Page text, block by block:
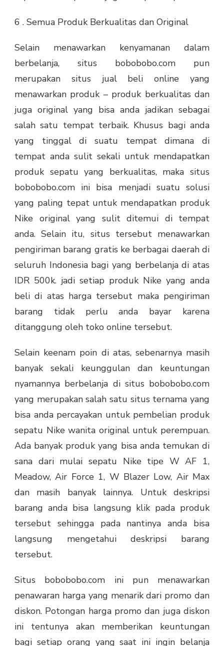
6 . Semua Produk Berkualitas dan Original
Selain menawarkan kenyamanan dalam
berbelanja, situs bobobobo.com pun
merupakan situs jual beli online yang
menawarkan produk – produk berkualitas dan
juga original yang bisa anda jadikan sebagai
salah satu tempat terbaik. Khusus bagi anda
yang tinggal di suatu tempat dimana di
tempat anda sulit sekali untuk mendapatkan
produk sepatu yang berkualitas, maka situs
bobobobo.com ini bisa menjadi suatu solusi
yang paling tepat untuk mendapatkan produk
Nike original yang sulit ditemui di tempat
anda. Selain itu, situs tersebut menawarkan
pengiriman barang gratis ke berbagai daerah di
seluruh Indonesia bagi yang berbelanja di atas
IDR 500k. jadi setiap produk Nike yang anda
beli di atas harga tersebut maka pengiriman
barang tidak perlu anda bayar karena
ditanggung oleh toko online tersebut.
Selain keenam poin di atas, sebenarnya masih
banyak sekali keunggulan dan keuntungan
nyamannya berbelanja di situs bobobobo.com
yang merupakan salah satu situs ternama yang
bisa anda percayakan untuk pembelian produk
sepatu Nike wanita original untuk perempuan.
Ada banyak produk yang bisa anda temukan di
sana dari mulai sepatu Nike tipe W AF 1,
Meadow, Air Force 1, W Blazer Low, Air Max
dan masih banyak lainnya. Untuk deskripsi
barang anda bisa langsung klik pada produk
tersebut sehingga pada nantinya anda bisa
langsung mengetahui deskripsi barang
tersebut.
Situs bobobobo.com ini pun menawarkan
penawaran harga yang menarik dari promo dan
diskon. Potongan harga promo dan juga diskon
ini tentunya akan memberikan keuntungan
bagi setiap orang yang saat ini ingin belanja